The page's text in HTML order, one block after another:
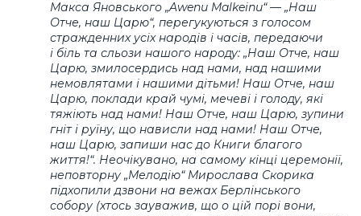
Макса Яновського „Awenu Malkeinu“ — „Наш
Отче, наш Царю“, перегукуються з голосом
стражденних усіх народів і часів, передаючи
і біль та сльози нашого народу: „Наш Отче, наш
Царю, змилосердись над нами, над нашими
немовлятами і нашими дітьми! Наш Отче, наш
Царю, поклади край чумі, мечеві і голоду, які
тяжіють над нами! Наш Отче, наш Царю, зупини
гніт і руїну, що нависли над нами! Наш Отче,
наш Царю, запиши нас до Книги благого
життя!“. Неочікувано, на самому кінці церемонії,
неповторну „Мелодію“ Мирослава Скорика
підхопили дзвони на вежах Берлінського
собору (хтось зауважив, що о цій порі вони,